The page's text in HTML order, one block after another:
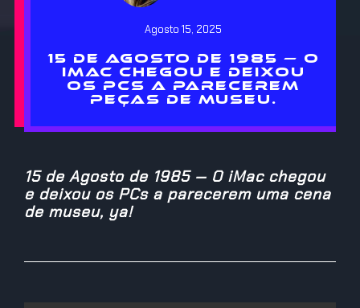
Agosto 15, 2025
15 DE AGOSTO DE 1985 — O
IMAC CHEGOU E DEIXOU
OS PCS A PARECEREM
PEÇAS DE MUSEU.
15 de Agosto de 1985 — O iMac chegou
e deixou os PCs a parecerem uma cena
de museu, ya!